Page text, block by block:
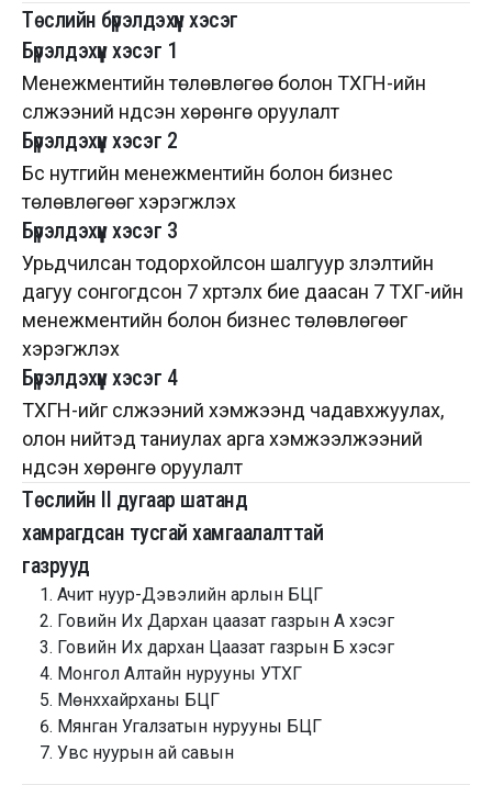
Төслийн бүрэлдэхүүн хэсэг
Бүрэлдэхүүн хэсэг 1
Менежментийн төлөвлөгөө болон ТХГН-ийн
сүлжээний үндсэн хөрөнгө оруулалт
Бүрэлдэхүүн хэсэг 2
Бүс нутгийн менежментийн болон бизнес
төлөвлөгөөг хэрэгжүүлэх
Бүрэлдэхүүн хэсэг 3
Урьдчилсан тодорхойлсон шалгуур үзүүлэлтийн
дагуу сонгогдсон 7 хүртэлх бие даасан 7 ТХГ-ийн
менежментийн болон бизнес төлөвлөгөөг
хэрэгжүүлэх
Бүрэлдэхүүн хэсэг 4
ТХГН-ийг сүлжээний хэмжээнд чадавхжуулах,
олон нийтэд таниулах арга хэмжээлжээний
үндсэн хөрөнгө оруулалт
Төслийн II дугаар шатанд
хамрагдсан тусгай хамгаалалттай
газрууд
Ачит нуур-Дэвэлийн арлын БЦГ
Говийн Их Дархан цаазат газрын А хэсэг
Говийн Их дархан Цаазат газрын Б хэсэг
Монгол Алтайн нурууны УТХГ
Мөнххайрханы БЦГ
Мянган Угалзатын нурууны БЦГ
Увс нуурын ай савын